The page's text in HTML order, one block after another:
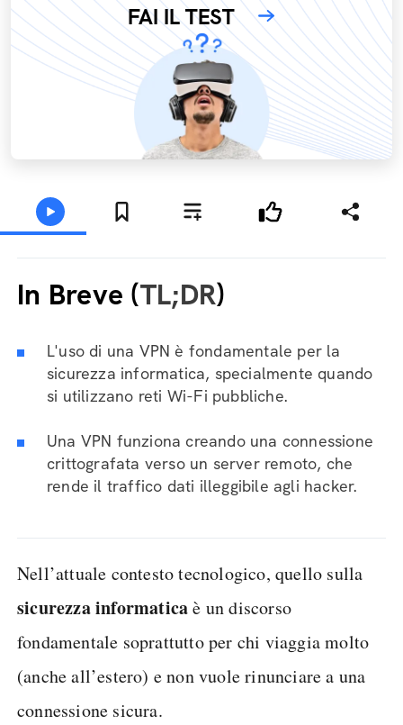
FAI IL TEST
In Breve (TL;DR)
L'uso di una VPN è fondamentale per la
sicurezza informatica, specialmente quando
si utilizzano reti Wi-Fi pubbliche.
Una VPN funziona creando una connessione
crittografata verso un server remoto, che
rende il traffico dati illeggibile agli hacker.
Nell’attuale contesto tecnologico, quello sulla
sicurezzainformaticaè un discorso
fondamentale soprattutto per chi viaggia molto
(anche all’estero) e non vuole rinunciare a una
connessione sicura.